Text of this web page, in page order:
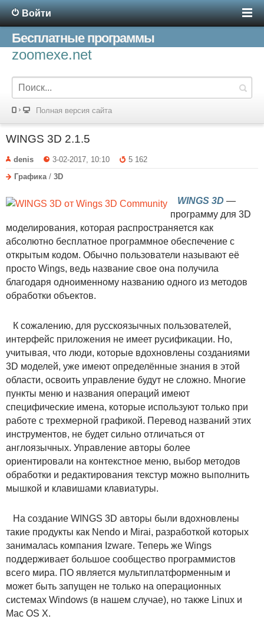
Войти
Бесплатные программы
zoomexe.net
Полная версия сайта
WINGS 3D 2.1.5
denis 3-02-2017, 10:10
5 162
Графика / 3D
WINGS 3D —
программу для 3D
моделирования, которая распространяется как
абсолютно бесплатное программное обеспечение с
открытым кодом. Обычно пользователи называют её
просто Wings, ведь название свое она получила
благодаря одноименному названию одного из методов
обработки объектов.
К сожалению, для русскоязычных пользователей,
интерфейс приложения не имеет русификации. Но,
учитывая, что люди, которые вдохновлены созданиями
3D моделей, уже имеют определённые знания в этой
области, освоить управление будут не сложно. Многие
пункты меню и названия операций имеют
специфические имена, которые используют только при
работе с трехмерной графикой. Перевод названий этих
инструментов, не будет сильно отличаться от
англоязычных. Управление авторы более
ориентировали на контекстное меню, выбор методов
обработки и редактирования текстур можно выполнить
мышкой и клавишами клавиатуры.
На создание WINGS 3D авторы были вдохновлены
такие продукты как Nendo и Mirai, разработкой которых
занималась компания Izware. Теперь же Wings
поддерживает большое сообщество программистов
всего мира. ПО является мультиплатформенным и
может быть запущен не только на операционных
системах Windows (в нашем случае), но также Linux и
Mac OS X.